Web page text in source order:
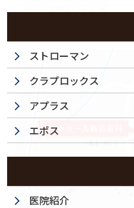
祝日は休診日です
ストローマン
クラプロックス
アプラス
エポス
医院紹介